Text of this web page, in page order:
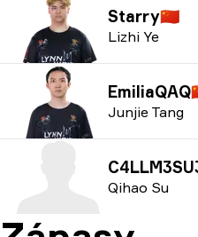
Starry🇨🇳
Lizhi Ye
EmiliaQAQ
Junjie Tang
Qihao Su